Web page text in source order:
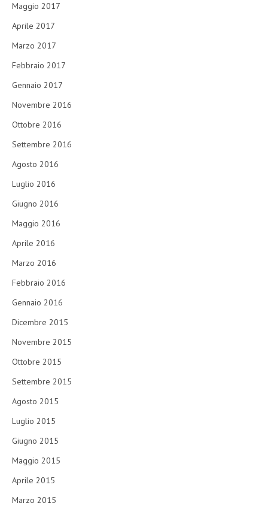
Maggio 2017
Aprile 2017
Marzo 2017
Febbraio 2017
Gennaio 2017
Novembre 2016
Ottobre 2016
Settembre 2016
Agosto 2016
Luglio 2016
Giugno 2016
Maggio 2016
Aprile 2016
Marzo 2016
Febbraio 2016
Gennaio 2016
Dicembre 2015
Novembre 2015
Ottobre 2015
Settembre 2015
Agosto 2015
Luglio 2015
Giugno 2015
Maggio 2015
Aprile 2015
Marzo 2015